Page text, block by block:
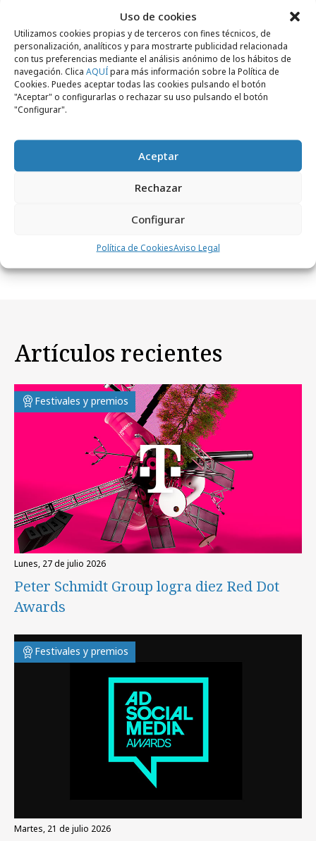
Uso de cookies
Utilizamos cookies propias y de terceros con fines técnicos, de
personalización, analíticos y para mostrarte publicidad relacionada
con tus preferencias mediante el análisis anónimo de los hábitos de
navegación. Clica AQUÍpara más información sobre la Política de
Cookies. Puedes aceptar todas las cookies pulsando el botón
"Aceptar" o configurarlas o rechazar su uso pulsando el botón
"Configurar".
Aceptar
Rechazar
Configurar
Política de CookiesAviso Legal
de la revista Ctrl Control Publicidad
Artículos recientes
Festivales y premios
lunes, 27 de julio 2026
Peter Schmidt Group logra diez Red Dot
Awards
Festivales y premios
martes, 21 de julio 2026